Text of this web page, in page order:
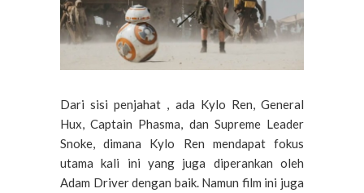
Dari sisi penjahat , ada Kylo Ren, General
Hux, Captain Phasma, dan Supreme Leader
Snoke, dimana Kylo Ren mendapat fokus
utama kali ini yang juga diperankan oleh
Adam Driver dengan baik. Namun film ini juga